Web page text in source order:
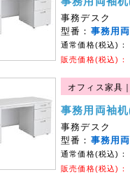
事務デスク
型番： 事務用
通常価格(税込)：
販売価格(税込)：
オフィス家具
事務用両袖
事務デスク
型番： 事務用
通常価格(税込)：
販売価格(税込)：